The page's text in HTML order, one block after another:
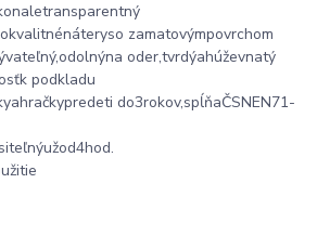
transparentný
kvalitnénáteryso zamatovýmpovrchom
,odolnýna oder,tvrdýahúževnatý
k podkladu
ahračkypredeti do3rokov,spĺňaČSNEN71-
užod4hod.